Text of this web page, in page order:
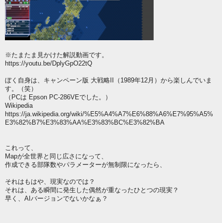
※たまたま見かけた解説動画です。
https://youtu.be/DplyGpO22tQ
ぼく自身は、キャンペーン版 大戦略II（1989年12月）から楽しんでいま
す。（笑）
（PCは Epson PC-286VEでした。）
Wikipedia
https://ja.wikipedia.org/wiki/%E5%A4%A7%E6%88%A6%E7%95%A5%
E3%82%B7%E3%83%AA%E3%83%BC%E3%82%BA
これって、
Mapが全世界と同じ広さになって、
作成できる部隊数やパラメーターが無制限になったら、
それはもはや、現実なのでは？
それは、ある瞬間に発生した偶然が重なったひとつの現実？
早く、AIバージョンでないかなぁ？